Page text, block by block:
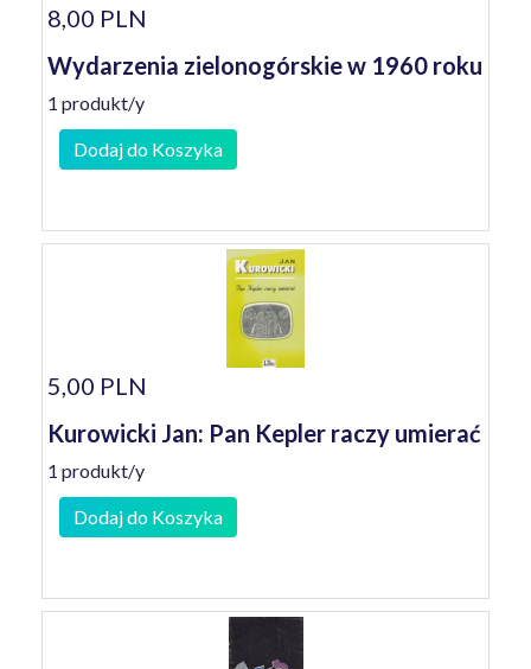
8,00 PLN
Wydarzenia zielonogórskie w 1960 roku
1 produkt/y
Dodaj do Koszyka
5,00 PLN
Kurowicki Jan: Pan Kepler raczy umierać
1 produkt/y
Dodaj do Koszyka